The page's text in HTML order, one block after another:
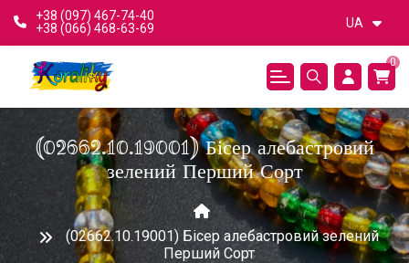
+38 (097) 467-74-40
+38 (066) 468-63-69
UA
0
(02662.10.19001) Бісер алебастровий
зелений Перший Сорт
(02662.10.19001) Бісер алебастровий зелений
Перший Сорт